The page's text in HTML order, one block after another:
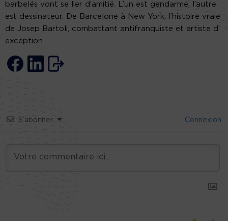
barbelés vont se lier d’amitié. L’un est gendarme, l’autre
est dessinateur. De Barcelone à New York, l’histoire vraie
de Josep Bartoli, combattant antifranquiste et artiste d’
exception.
S’abonner Connexion